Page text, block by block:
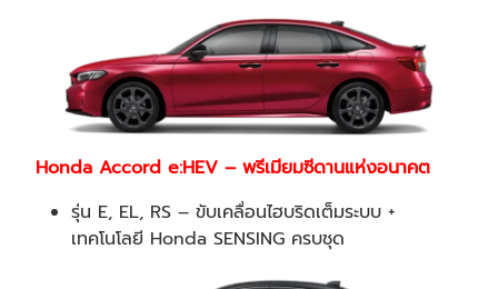
Honda Accord e:HEV – พรีเมียมซีดานแห่งอนาคต
รุ่น E, EL, RS – ขับเคลื่อนไฮบริดเต็มระบบ +
เทคโนโลยี Honda SENSING ครบชุด